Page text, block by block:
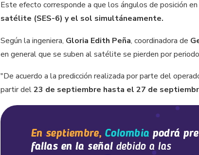
Este efecto corresponde a que los ángulos de posición
satélite (SES-6) y el sol simultáneamente.
Según la ingeniera, Gloria Edith Peña, coordinadora de
en general que se suben al satélite se pierden por
"De acuerdo a la predicción realizada por parte del
partir del23 de septiembre hasta el 27 de